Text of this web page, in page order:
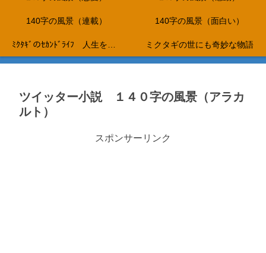
140字の風景（連載） 140字の風景（面白い）
ミクタギの世にも奇妙な物語
ツイッター小説 １４０字の風景（アラカ
ルト）
スポンサーリンク